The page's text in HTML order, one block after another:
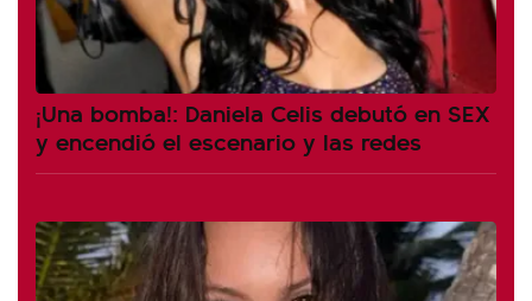
¡Una bomba!: Daniela Celis debutó en SEX
y encendió el escenario y las redes